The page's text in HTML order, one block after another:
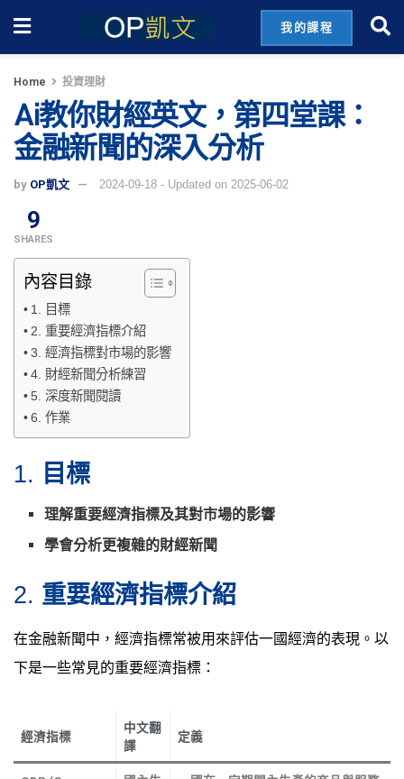
我的課程
Home 投資理財
Ai教你財經英文，第四堂課：
金融新聞的深入分析
by OP凱文 2024-09-18 - Updated on 2025-06-02
9
SHARES
內容目錄
1. 目標
2. 重要經濟指標介紹
3. 經濟指標對市場的影響
4. 財經新聞分析練習
5. 深度新聞閱讀
6. 作業
1. 目標
理解重要經濟指標及其對市場的影響
學會分析更複雜的財經新聞
2. 重要經濟指標介紹
在金融新聞中，經濟指標常被用來評估一國經濟的表現。以
下是一些常見的重要經濟指標：
經濟指標
中文翻
譯
定義